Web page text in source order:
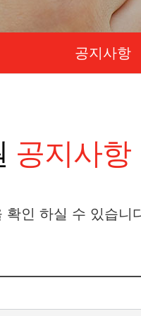
공지사항
공지사항
확인 하실 수 있습니